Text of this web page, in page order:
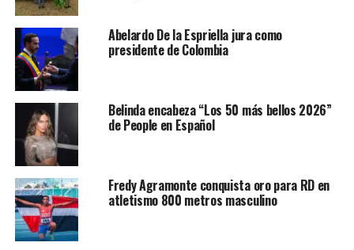
Abelardo De la Espriella jura como
presidente de Colombia
Belinda encabeza “Los 50 más bellos 2026”
de People en Español
Fredy Agramonte conquista oro para RD en
atletismo 800 metros masculino